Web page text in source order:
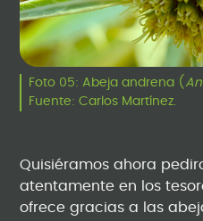
Foto 05: Abeja andrena (
Fuente: Carlos Martínez.
Quisiéramos ahora
atentamente en los
ofrece gracias a las